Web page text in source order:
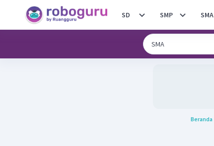
SD SMP SMA
Beranda